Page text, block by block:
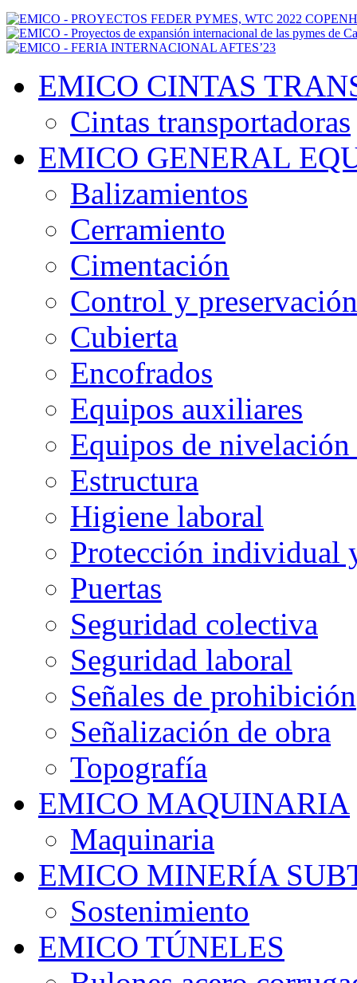
EMICO CINTAS
Cintas transportadoras
EMICO GENERAL
Balizamientos
Cerramiento
Cimentación
Control y
Cubierta
Encofrados
Equipos auxiliares
Equipos de nivelación
Estructura
Higiene laboral
Protección individual
Puertas
Seguridad colectiva
Seguridad laboral
Señales de prohibición
Señalización de obra
Topografía
EMICO MAQUINARIA
Maquinaria
EMICO MINERÍA
Sostenimiento
EMICO TÚNELES